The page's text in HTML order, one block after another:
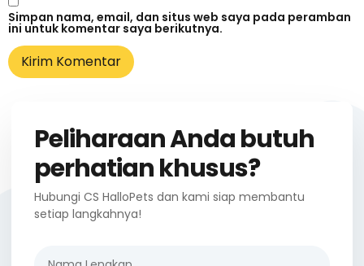
Simpan nama, email, dan situs web saya pada peramban
ini untuk komentar saya berikutnya.
Peliharaan Anda butuh
perhatian khusus?
Hubungi CS HalloPets dan kami siap membantu
setiap langkahnya!